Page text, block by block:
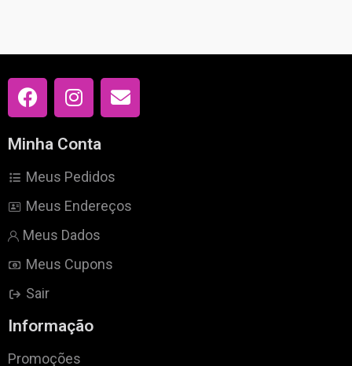
Minha Conta
Meus Pedidos
Meus Endereços
Meus Dados
Meus Cupons
Sair
Informação
Promoções